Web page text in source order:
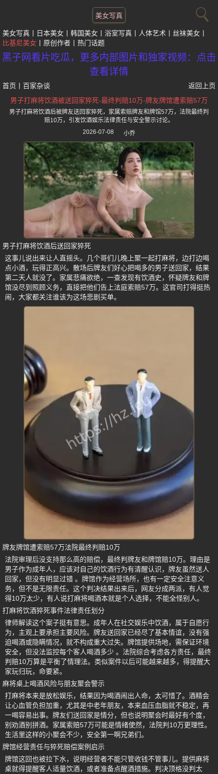
美女写真
美女写真 日本美女 韩国美女 浴室写真 人体艺术
丝袜美女
比基尼美女
原创作者 热门话题
黑子网看片吃瓜，更多内部图片和独家视频：点击
查看详情
首页 百家杂谈
返回上页
男子打麻将饮酒被送回家猝死-最终判赔10万-牌友牌馆遭索赔57万
男子打麻将饮酒后被牌友送回家猝死，家属索赔牌友和牌馆57万，法院最终判
赔10万，引发饮酒娱乐法律责任与安全警示讨论。
2026-07-08
小乔
男子打麻将饮酒后送回家猝死
这事儿说出来让人直摇头。几个哥们儿晚上聚一起打麻将，边打边喝
点小酒，玩得正高兴。散场后牌友们好心把喝多的男子送回家，结果
第二天人就没了。家属悲痛欲绝，一查发现有饮酒史，怀疑牌友和牌
馆没尽到照顾义务，直接把他们告上法庭索赔57万。这官司打得挺热
闹，大家都关注谁该为这场悲剧买单。
牌友牌馆遭索赔57万法院最终判赔10万
法院审理后没支持那么高的赔偿，最终判牌友和牌馆赔10万。理由是
男子作为成年人，应该对自己的饮酒行为有清醒认识，牌友虽然送人
回家，但没有明显过错 。牌馆作为经营场所，也有一定安全注意义
务，但不是无限责任。这个判决结果出来后，网友分成两派，有人觉
得10万太少，有人说打麻将喝酒本就是个人选择，不能全怪别人。
打麻将饮酒猝死事件法律责任划分
律师解读这个案子挺有意思。成年人在社交娱乐中饮酒，属于自愿行
为，主观上要承担主要风险。牌友送回家已经尽了基本情谊，没有强
迫喝酒或隐瞒情况，就不构成重大过失。牌馆提供场地，需保证环境
安全，但没法监控每个客人喝酒多少 。法院综合考虑各方责任，最终
判赔10万算是平衡了情理法。类似案件以后可能越来越多，得提醒大
家玩归玩，命要紧。
麻将桌上喝酒风险与朋友聚会警示
打麻将本来是放松娱乐，结果因为喝酒闹出人命，太可惜了。酒精会
让心血管负担加重，尤其是中老年朋友，本来血压血脂就不稳定，再
一喝容易出事。牌友们送回家是情分，但也说明聚会时最好有个度，
别劝酒别拼酒。家属索赔57万可能是情绪使然，法院判10万更理性。
生活里这样的小聚会不少，安全第一啊兄弟们。
牌馆经营责任与猝死赔偿案例启示
牌馆这回也被拉下水，说明经营者不能只管收钱不管事儿。提供麻将
桌就得提醒客人适量饮酒，或者准备点醒酒措施。判决顶格没判太